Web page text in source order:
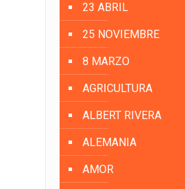
23 ABRIL
25 NOVIEMBRE
8 MARZO
AGRICULTURA
ALBERT RIVERA
ALEMANIA
AMOR